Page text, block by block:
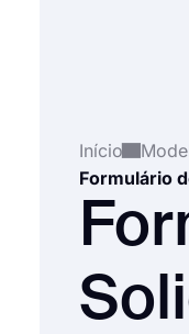
Início